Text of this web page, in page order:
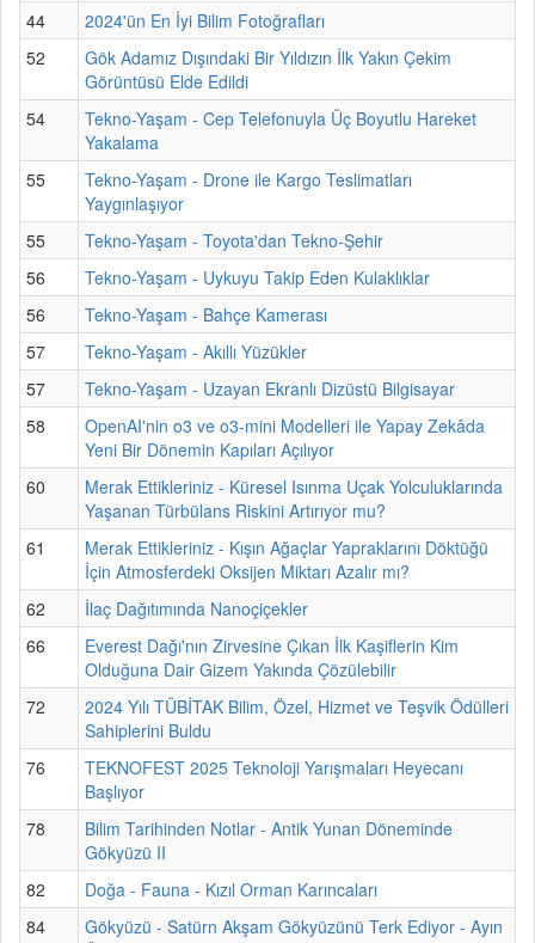
44
2024'ün En İyi Bilim Fotoğrafları
52
Gök Adamız Dışındaki Bir Yıldızın İlk Yakın Çekim
Görüntüsü Elde Edildi
54
Tekno-Yaşam - Cep Telefonuyla Üç Boyutlu Hareket
Yakalama
55
Tekno-Yaşam - Drone ile Kargo Teslimatları
Yaygınlaşıyor
55
Tekno-Yaşam - Toyota'dan Tekno-Şehir
56
Tekno-Yaşam - Uykuyu Takip Eden Kulaklıklar
56
Tekno-Yaşam - Bahçe Kamerası
57
Tekno-Yaşam - Akıllı Yüzükler
57
Tekno-Yaşam - Uzayan Ekranlı Dizüstü Bilgisayar
58
OpenAI'nin o3 ve o3-mini Modelleri ile Yapay Zekâda
Yeni Bir Dönemin Kapıları Açılıyor
60
Merak Ettikleriniz - Küresel Isınma Uçak Yolculuklarında
Yaşanan Türbülans Riskini Artırıyor mu?
61
Merak Ettikleriniz - Kışın Ağaçlar Yapraklarını Döktüğü
İçin Atmosferdeki Oksijen Miktarı Azalır mı?
62
İlaç Dağıtımında Nanoçiçekler
66
Everest Dağı'nın Zirvesine Çıkan İlk Kaşiflerin Kim
Olduğuna Dair Gizem Yakında Çözülebilir
72
2024 Yılı TÜBİTAK Bilim, Özel, Hizmet ve Teşvik Ödülleri
Sahiplerini Buldu
76
TEKNOFEST 2025 Teknoloji Yarışmaları Heyecanı
Başlıyor
78
Bilim Tarihinden Notlar - Antik Yunan Döneminde
Gökyüzü II
82
Doğa - Fauna - Kızıl Orman Karıncaları
84
Gökyüzü - Satürn Akşam Gökyüzünü Terk Ediyor - Ayın